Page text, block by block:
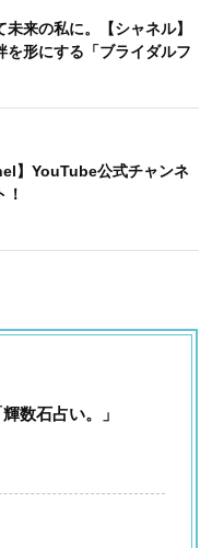
来の私に。【シャネル】
を形にする「ブライダルフ
】YouTube公式チャンネ
！
数石占い。」